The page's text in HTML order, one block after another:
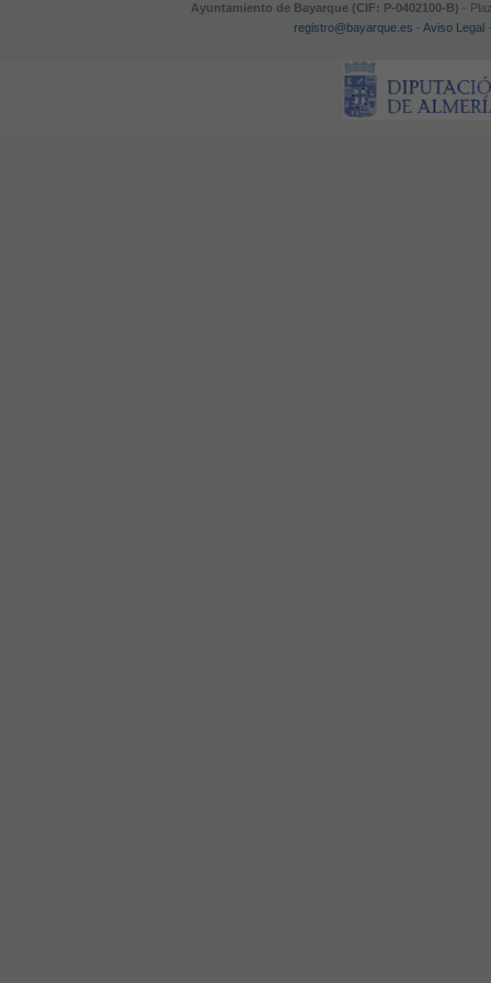
Ayuntamiento de Bayarque (CIF: P-0402100-B) -
registro@bayarque.es - Aviso Legal